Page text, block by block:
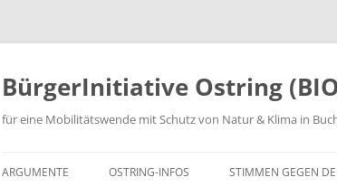
Zum
springen
BürgerInitiative Ostring
für eine Mobilitätswende mit Schutz von Natur & Klima in
ARGUMENTE OSTRING-INFOS STIMMEN GEGEN